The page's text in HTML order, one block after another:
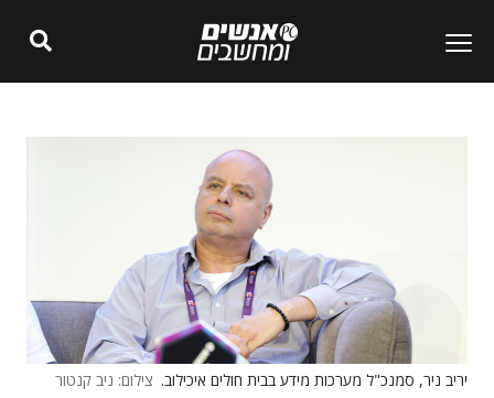
יריב ניר, סמנכ"ל מערכות מידע בבית חולים איכילוב. צילום: ניב קנטור